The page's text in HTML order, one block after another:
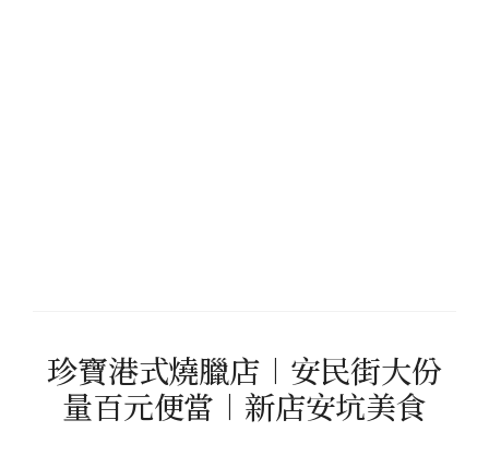
珍寶港式燒臘店︱安民街大份
量百元便當︱新店安坑美食